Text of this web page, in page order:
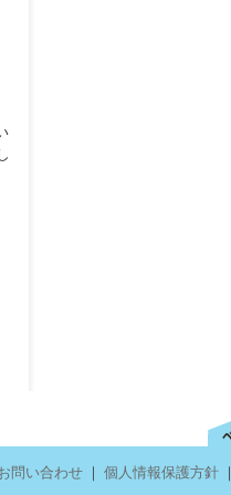
問い合わせ ｜ 個人情報保護方針 ｜